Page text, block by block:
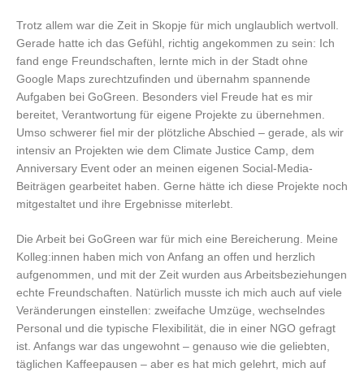
Trotz allem war die Zeit in Skopje für mich unglaublich wertvoll.
Gerade hatte ich das Gefühl, richtig angekommen zu sein: Ich
fand enge Freundschaften, lernte mich in der Stadt ohne
Google Maps zurechtzufinden und übernahm spannende
Aufgaben bei GoGreen. Besonders viel Freude hat es mir
bereitet, Verantwortung für eigene Projekte zu übernehmen.
Umso schwerer fiel mir der plötzliche Abschied – gerade, als wir
intensiv an Projekten wie dem Climate Justice Camp, dem
Anniversary Event oder an meinen eigenen Social-Media-
Beiträgen gearbeitet haben. Gerne hätte ich diese Projekte noch
mitgestaltet und ihre Ergebnisse miterlebt.
Die Arbeit bei GoGreen war für mich eine Bereicherung. Meine
Kolleg:innen haben mich von Anfang an offen und herzlich
aufgenommen, und mit der Zeit wurden aus Arbeitsbeziehungen
echte Freundschaften. Natürlich musste ich mich auch auf viele
Veränderungen einstellen: zweifache Umzüge, wechselndes
Personal und die typische Flexibilität, die in einer NGO gefragt
ist. Anfangs war das ungewohnt – genauso wie die geliebten,
täglichen Kaffeepausen – aber es hat mich gelehrt, mich auf